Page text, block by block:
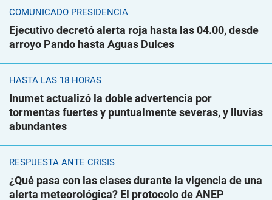
COMUNICADO PRESIDENCIA
Ejecutivo decretó alerta roja hasta las 04.00, desde
arroyo Pando hasta Aguas Dulces
HASTA LAS 18 HORAS
Inumet actualizó la doble advertencia por
tormentas fuertes y puntualmente severas, y lluvias
abundantes
RESPUESTA ANTE CRISIS
¿Qué pasa con las clases durante la vigencia de una
alerta meteorológica? El protocolo de ANEP